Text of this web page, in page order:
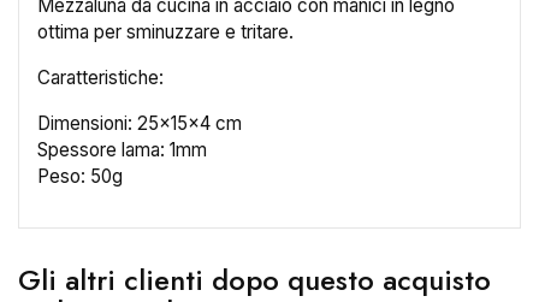
Mezzaluna da cucina in acciaio con manici in legno
ottima per sminuzzare e tritare.
Caratteristiche:
Dimensioni: 25x15x4 cm
Spessore lama: 1mm
Peso: 50g
Gli altri clienti dopo questo acquisto